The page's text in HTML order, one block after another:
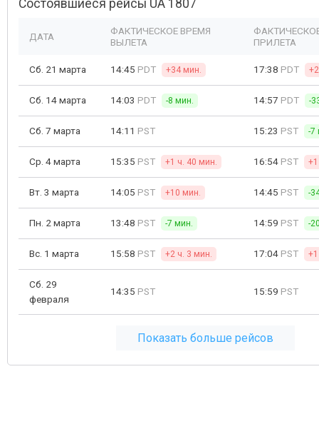
Состоявшиеся рейсы UA 1807
ДАТА
ФАКТИЧЕСКОЕ ВРЕМЯ
ВЫЛЕТА
ПРИЛЕТА
Сб. 21 марта 14:45 PDT +34 мин. 17:38 PDT
Сб. 14 марта 14:03 PDT -8 мин. 14:57 PDT -
Сб. 7 марта 14:11 PST 15:23 PST -7
Ср. 4 марта 15:35 PST +1 ч. 40 мин. 16:54 PST
Вт. 3 марта 14:05 PST +10 мин. 14:45 PST -
Пн. 2 марта 13:48 PST -7 мин. 14:59 PST -
Вс. 1 марта 15:58 PST +2 ч. 3 мин. 17:04 PST
Сб. 29
февраля
14:35 PST 15:59 PST
Показать больше рейсов